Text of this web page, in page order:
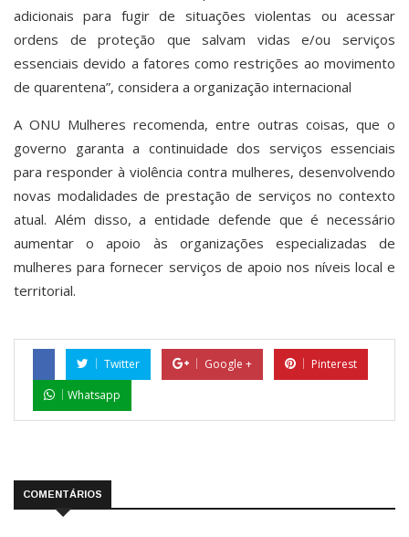
adicionais para fugir de situações violentas ou acessar
ordens de proteção que salvam vidas e/ou serviços
essenciais devido a fatores como restrições ao movimento
de quarentena”, considera a organização internacional
A ONU Mulheres recomenda, entre outras coisas, que o
governo garanta a continuidade dos serviços essenciais
para responder à violência contra mulheres, desenvolvendo
novas modalidades de prestação de serviços no contexto
atual. Além disso, a entidade defende que é necessário
aumentar o apoio às organizações especializadas de
mulheres para fornecer serviços de apoio nos níveis local e
territorial.
Twitter Google +
Pinterest
Whatsapp
COMENTÁRIOS